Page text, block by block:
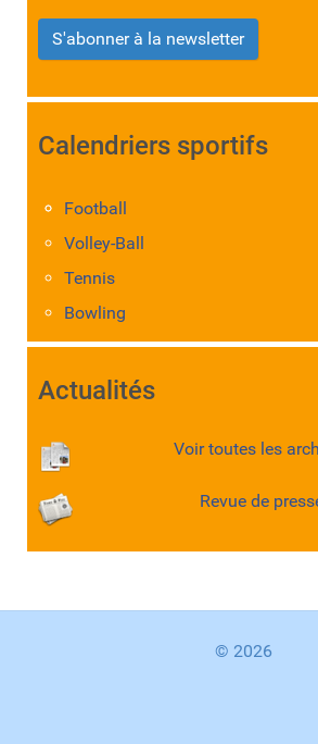
S'abonner à la newsletter
Calendriers sportifs
Football
Volley-Ball
Tennis
Bowling
Actualités
Voir toutes les
Revue de
© 2026